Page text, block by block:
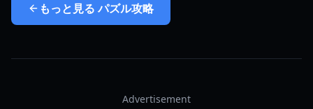
もっと見る パズル攻略
Advertisement